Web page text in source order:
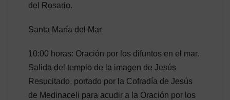
del Rosario.
Santa María del Mar
10:00 horas: Oración por los difuntos en el mar.
Salida del templo de la imagen de Jesús
Resucitado, portado por la Cofradía de Jesús
de Medinaceli para acudir a la Oración por los